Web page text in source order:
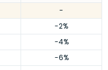
-
-2%
-4%
-6%